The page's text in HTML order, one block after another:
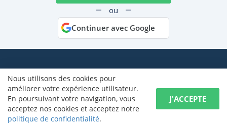
ou
Continuer avec Google
À propos de nous
Termes
Facturation
Les fiancées:
Femmes Russes
Nous utilisons des cookies pour
améliorer votre expérience utilisateur.
En poursuivant votre navigation, vous
acceptez nos cookies et acceptez notre
politique de confidentialité.
J'ACCEPTE